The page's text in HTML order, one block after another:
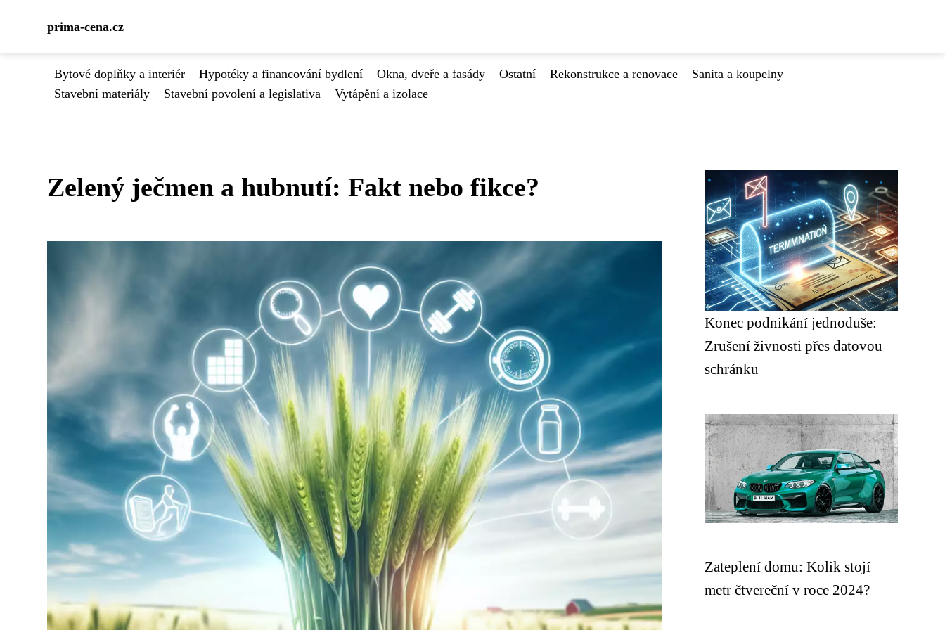
prima-cena.cz
Bytové doplňky a interiér Hypotéky a financování bydlení Okna, dveře a fasády Ostatní Rekonstrukce a renovace
Sanita a koupelny
Stavební materiály
Stavební povolení a legislativa Vytápění a izolace
Zelený ječmen a hubnutí: Fakt nebo fikce?
Konec podnikání jednoduše:
Zrušení živnosti přes datovou
schránku
Zateplení domu: Kolik stojí
metr čtvereční v roce 2024?